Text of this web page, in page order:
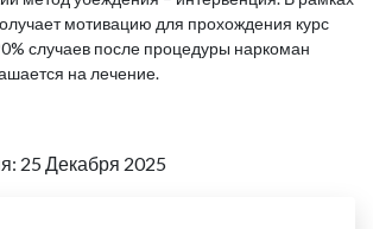
мотивацию для прохождения курс
случаев после процедуры наркоман
на лечение.
25 Декабря 2025